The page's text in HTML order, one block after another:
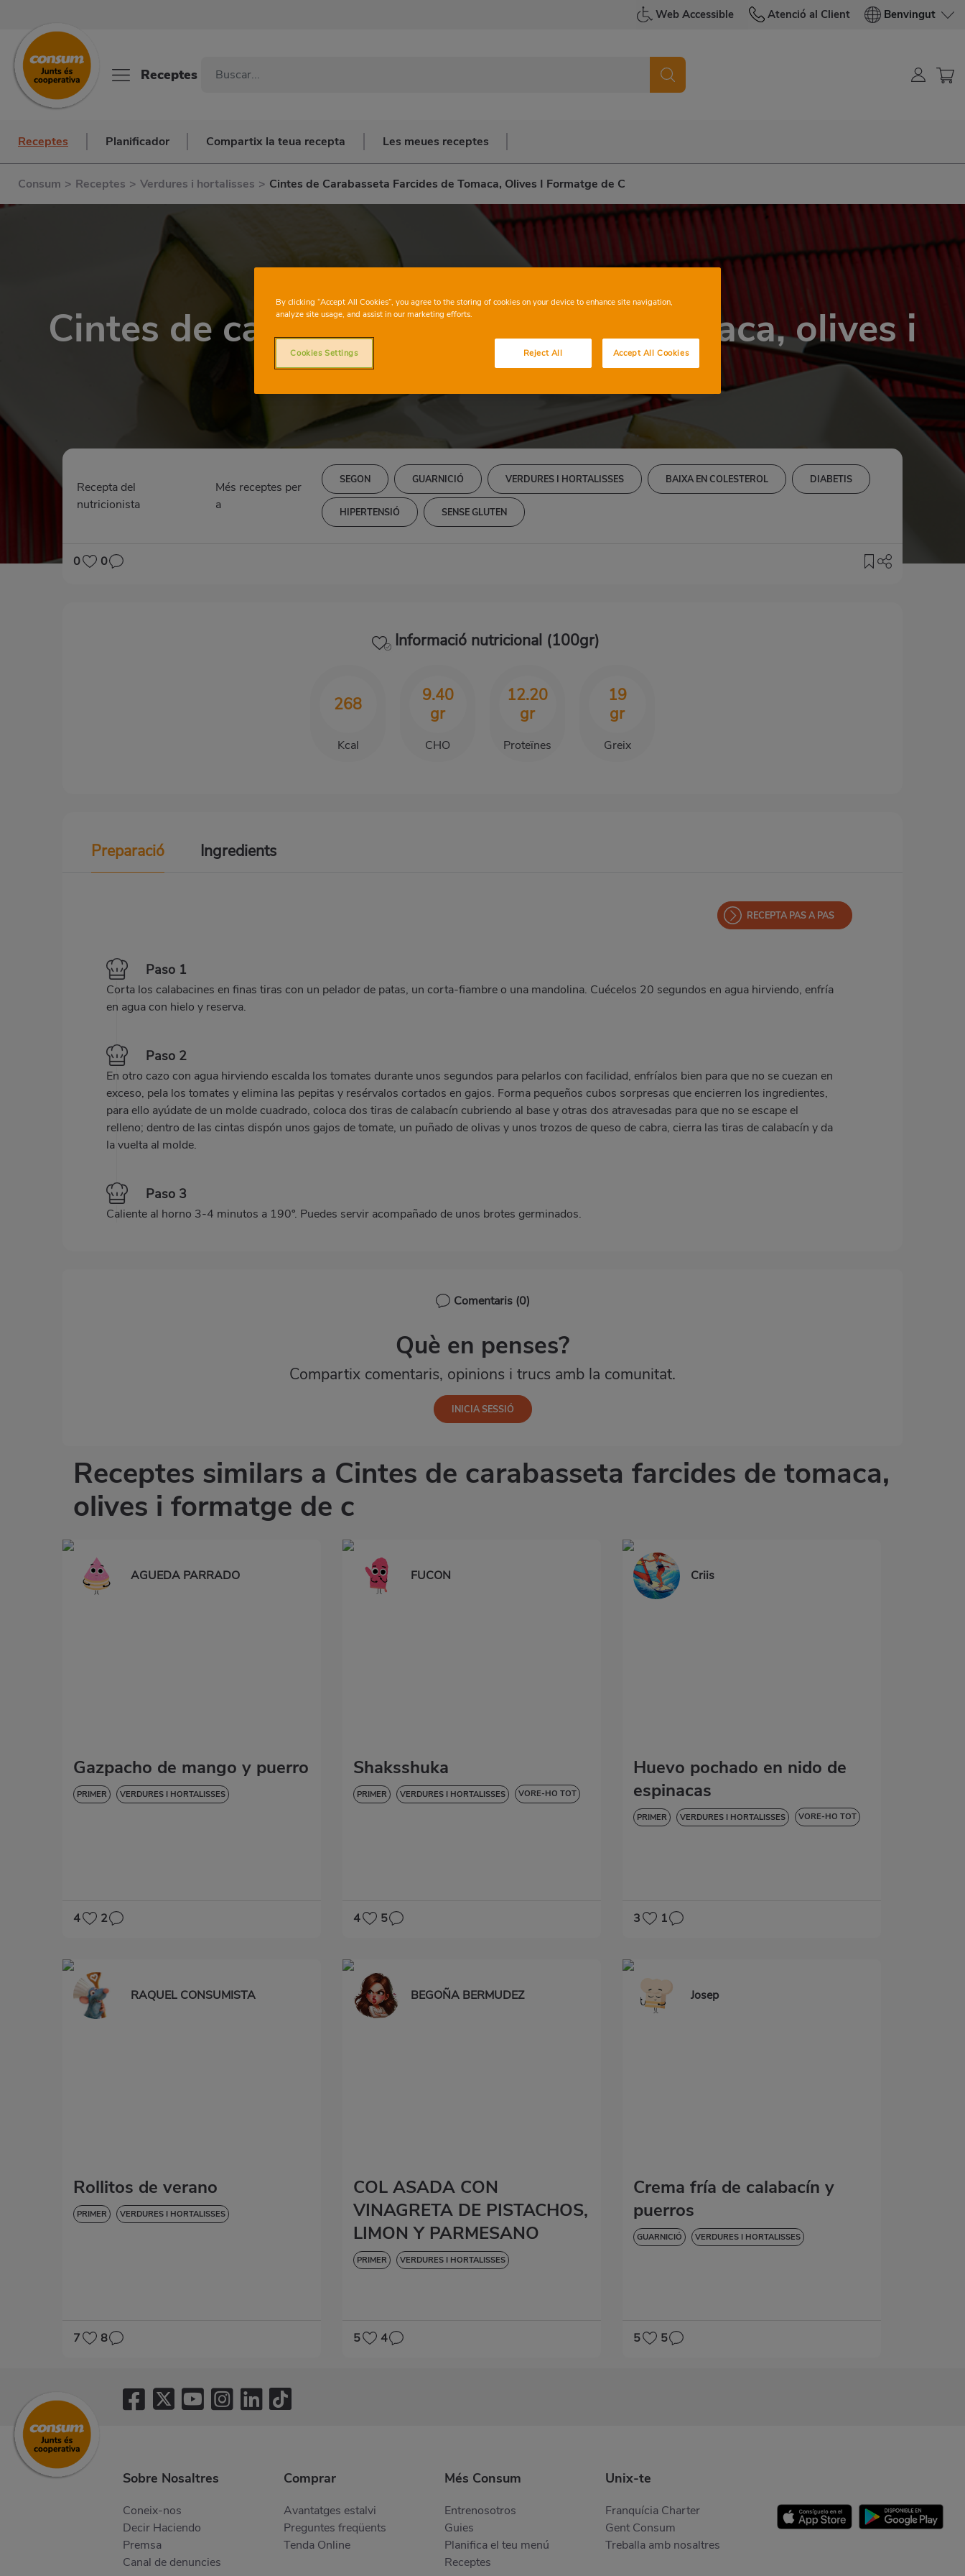
Web Accessible Atenció al Client Benvingut
Receptes
Receptes Planificador Compartix la teua recepta Les meues receptes
Consum > Receptes > Verdures i hortalisses > Cintes de Carabasseta Farcides de Tomaca, Olives I Formatge de C
Cintes de carabasseta farcides de tomaca, olives i
formatge de c
Recepta del
nutricionista
Més receptes per
a
SEGON GUARNICIÓ VERDURES I HORTALISSES BAIXA EN COLESTEROL DIABETIS
HIPERTENSIÓ SENSE GLUTEN
0 0
Informació nutricional (100gr)
268
Kcal
9.40
gr
CHO
12.20
gr
Proteïnes
19
gr
Greix
Preparació Ingredients
RECEPTA PAS A PAS
Paso 1
Corta los calabacines en finas tiras con un pelador de patas, un corta-fiambre o una mandolina. Cuécelos 20 segundos en agua hirviendo, enfría
en agua con hielo y reserva.
Paso 2
En otro cazo con agua hirviendo escalda los tomates durante unos segundos para pelarlos con facilidad, enfríalos bien para que no se cuezan en
exceso, pela los tomates y elimina las pepitas y resérvalos cortados en gajos. Forma pequeños cubos sorpresas que encierren los ingredientes,
para ello ayúdate de un molde cuadrado, coloca dos tiras de calabacín cubriendo al base y otras dos atravesadas para que no se escape el
relleno; dentro de las cintas dispón unos gajos de tomate, un puñado de olivas y unos trozos de queso de cabra, cierra las tiras de calabacín y da
la vuelta al molde.
Paso 3
Caliente al horno 3-4 minutos a 190º. Puedes servir acompañado de unos brotes germinados.
Comentaris (0)
Què en penses?
Compartix comentaris, opinions i trucs amb la comunitat.
Receptes similars a Cintes de carabasseta farcides de tomaca,
olives i formatge de c
AGUEDA PARRADO
Gazpacho de mango y puerro
PRIMER VERDURES I HORTALISSES
4 2
FUCON
Shaksshuka
PRIMER VERDURES I HORTALISSES VORE-HO TOT
4 5
Criis
Huevo pochado en nido de
espinacas
PRIMER VERDURES I HORTALISSES VORE-HO TOT
3 1
RAQUEL CONSUMISTA
Rollitos de verano
PRIMER VERDURES I HORTALISSES
7 8
BEGOÑA BERMUDEZ
COL ASADA CON
VINAGRETA DE PISTACHOS,
LIMON Y PARMESANO
PRIMER VERDURES I HORTALISSES
5 4
Josep
Crema fría de calabacín y
puerros
GUARNICIÓ VERDURES I HORTALISSES
5 5
Sobre Nosaltres
Coneix-nos
Decir Haciendo
Premsa
Canal de denuncies
Comprar
Avantatges estalvi
Preguntes freqüents
Tenda Online
Més Consum
Entrenosotros
Guies
Planifica el teu menú
Receptes
Unix-te
Franquícia Charter
Gent Consum
Treballa amb nosaltres
By clicking “Accept All Cookies”, you agree to the storing of cookies on your device to enhance site navigation,
analyze site usage, and assist in our marketing efforts.
Reject All Accept All Cookies
Cookies Settings